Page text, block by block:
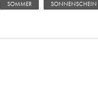
SOMMER SONNENSCHEIN